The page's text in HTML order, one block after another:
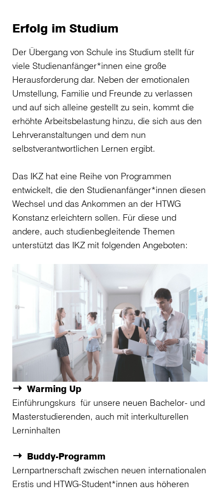
Erfolg im Studium
Der Übergang von Schule ins Studium stellt für
viele Studienanfänger*innen eine große
Herausforderung dar. Neben der emotionalen
Umstellung, Familie und Freunde zu verlassen
und auf sich alleine gestellt zu sein, kommt die
erhöhte Arbeitsbelastung hinzu, die sich aus den
Lehrveranstaltungen und dem nun
selbstverantwortlichen Lernen ergibt.
Das IKZ hat eine Reihe von Programmen
entwickelt, die den Studienanfänger*innen diesen
Wechsel und das Ankommen an der HTWG
Konstanz erleichtern sollen. Für diese und
andere, auch studienbegleitende Themen
unterstützt das IKZ mit folgenden Angeboten:
Warming Up
Einführungskurs für unsere neuen Bachelor- und
Masterstudierenden, auch mit interkulturellen
Lerninhalten
Buddy-Programm
Lernpartnerschaft zwischen neuen internationalen
Erstis und HTWG-Student*innen aus höheren